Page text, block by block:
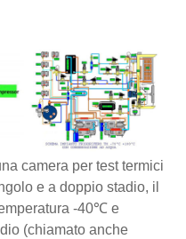
camera per test termici
e a doppio stadio, il
-40℃ e
(chiamato anche